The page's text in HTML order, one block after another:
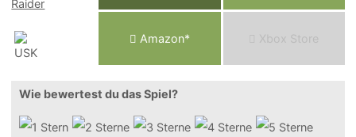
Amazon* Xbox Store
Wie bewertest du das Spiel?